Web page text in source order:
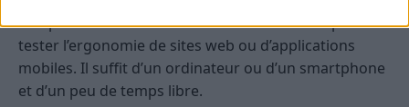
Des plateformes rémunèrent les internautes pour
tester l’ergonomie de sites web ou d’applications
mobiles. Il suffit d’un ordinateur ou d’un smartphone
et d’un peu de temps libre.